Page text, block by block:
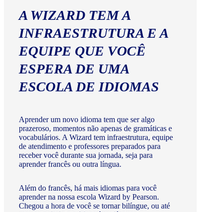
A WIZARD TEM A
INFRAESTRUTURA E A
EQUIPE QUE VOCÊ
ESPERA DE UMA
ESCOLA DE IDIOMAS
Aprender um novo idioma tem que ser algo
prazeroso, momentos não apenas de gramáticas e
vocabulários. A Wizard tem infraestrutura, equipe
de atendimento e professores preparados para
receber você durante sua jornada, seja para
aprender francês ou outra língua.
Além do francês, há mais idiomas para você
aprender na nossa escola Wizard by Pearson.
Chegou a hora de você se tornar bilíngue, ou até